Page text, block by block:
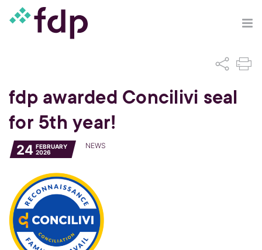
fdp awarded Concilivi seal
for 5th year!
24 FEBRUARY
2026
NEWS